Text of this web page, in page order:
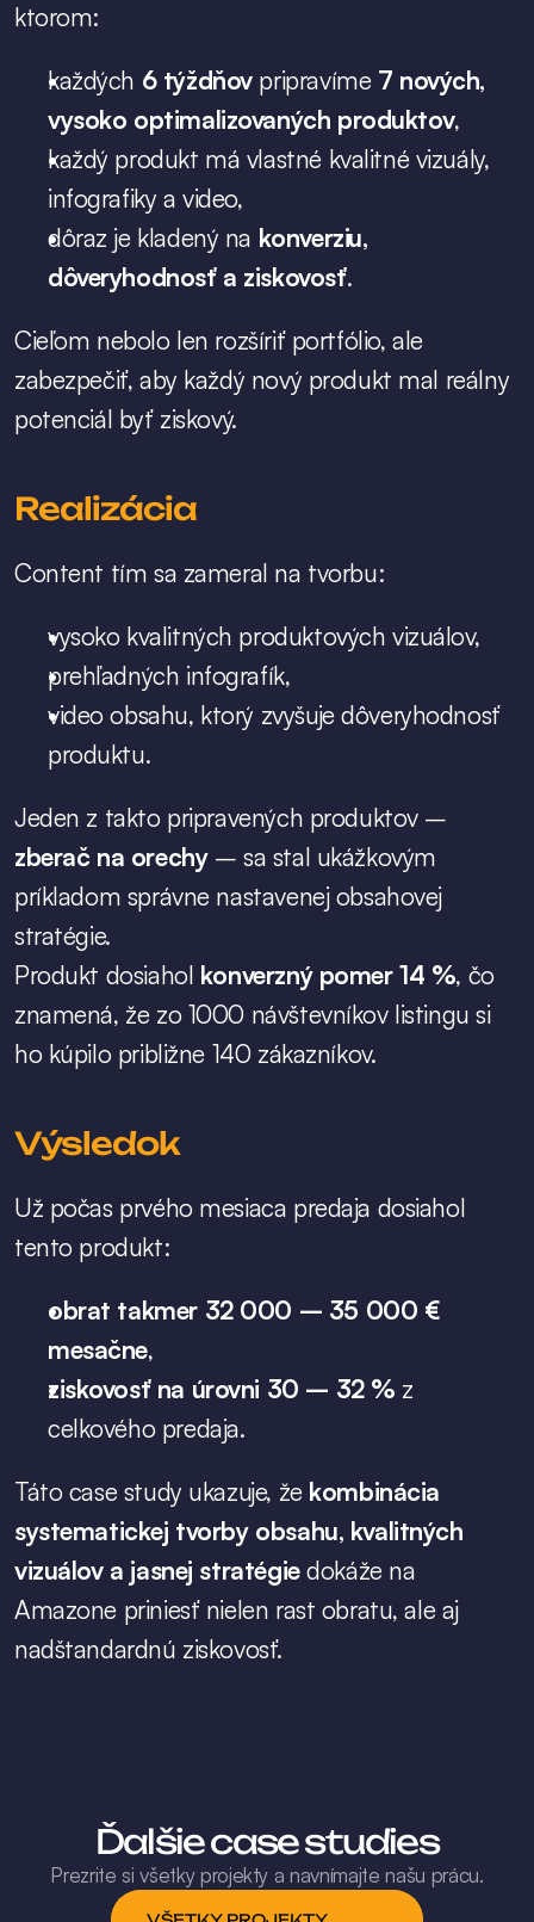
ktorom:
každých 6 týždňov pripravíme 7 nových,
vysoko optimalizovaných produktov,
každý produkt má vlastné kvalitné vizuály,
infografiky a video,
dôraz je kladený na konverziu,
dôveryhodnosť a ziskovosť.
Cieľom nebolo len rozšíriť portfólio, ale
zabezpečiť, aby každý nový produkt mal reálny
potenciál byť ziskový.
Realizácia
Content tím sa zameral na tvorbu:
vysoko kvalitných produktových vizuálov,
prehľadných infografík,
video obsahu, ktorý zvyšuje dôveryhodnosť
produktu.
zberač na orechy – sa stal ukážkovým
príkladom správne nastavenej obsahovej
stratégie.
Produkt dosiahol konverzný pomer 14 %, čo
znamená, že zo 1000 návštevníkov listingu si
ho kúpilo približne 140 zákazníkov.
Výsledok
Už počas prvého mesiaca predaja dosiahol
tento produkt:
obrat takmer 32 000 – 35 000 €
mesačne,
ziskovosť na úrovni 30 – 32 % z
celkového predaja.
Táto case study ukazuje, že kombinácia
systematickej tvorby obsahu, kvalitných
vizuálov a jasnej stratégie dokáže na
Amazone priniesť nielen rast obratu, ale aj
nadštandardnú ziskovosť.
Ďalšie case studies
Prezrite si všetky projekty a navnímajte našu prácu.